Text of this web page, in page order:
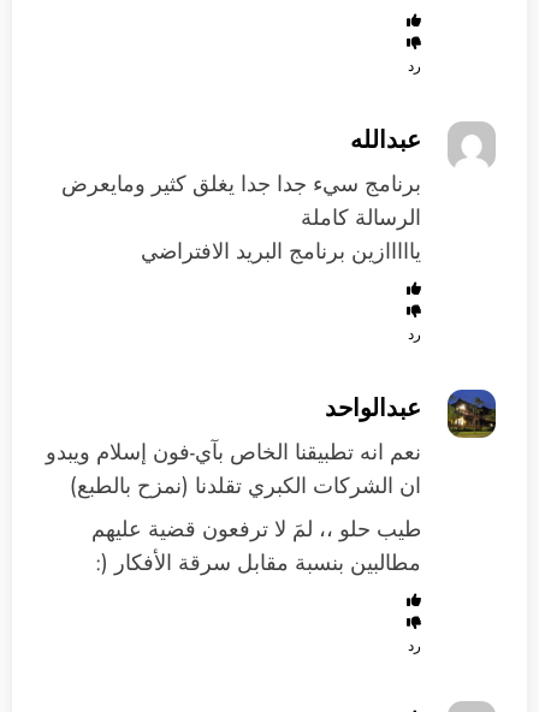
رد
عبدالله
برنامج سيء جدا جدا يغلق كثير ومايعرض
الرسالة كاملة
يااااازين برنامج البريد الافتراضي
رد
عبدالواحد
نعم انه تطبيقنا الخاص بآي-فون إسلام ويبدو
ان الشركات الكبري تقلدنا (نمزح بالطبع)
طيب حلو ،، لمَ لا ترفعون قضية عليهم
مطالبين بنسبة مقابل سرقة الأفكار (:
رد